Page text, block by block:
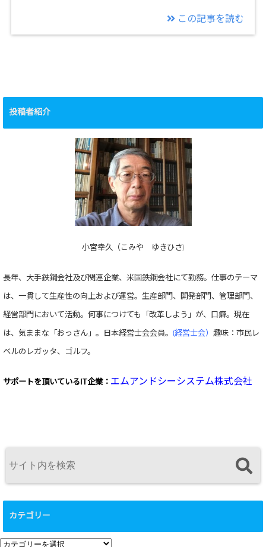
この記事を読む
投稿者紹介
小宮幸久（こみや ゆきひさ)
長年、大手鉄鋼会社及び関連企業、米国鉄鋼会社にて勤務。仕事のテーマ
は、一貫して生産性の向上および運営。生産部門、開発部門、管理部門、
経営部門において活動。何事につけても「改革しよう」が、口癖。現在
は、気ままな「おっさん」。日本経営士会会員。 (経営士会） 趣味：市民レ
ベルのレガッタ、ゴルフ。
サポートを頂いている IT企業： エムアンドシーシステム株式会社
カテゴリー